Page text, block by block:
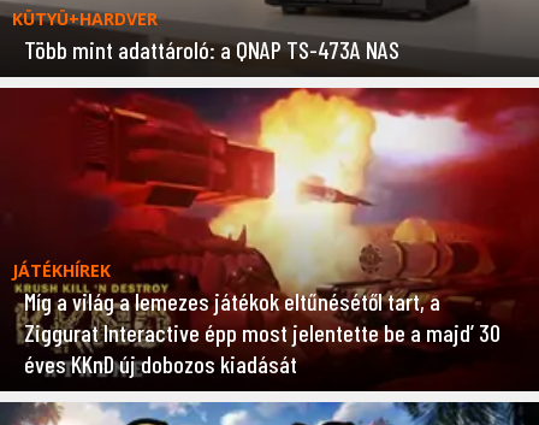
KÜTYÜ+HARDVER
Több mint adattároló: a QNAP TS-473A NAS
JÁTÉKHÍREK
Míg a világ a lemezes játékok eltűnésétől tart, a
Ziggurat Interactive épp most jelentette be a majd’ 30
éves KKnD új dobozos kiadását